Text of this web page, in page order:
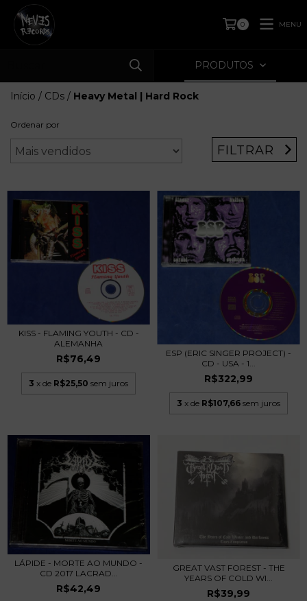
0 MENU
PRODUTOS
Início / CDs / Heavy Metal | Hard Rock
Ordenar por
FILTRAR
KISS - FLAMING YOUTH - CD -
ALEMANHA
R$76,49
3 x de R$25,50 sem juros
ESP (ERIC SINGER PROJECT) -
CD - USA - 1...
R$322,99
3 x de R$107,66 sem juros
LÁPIDE - MORTE AO MUNDO -
CD 2017 LACRAD...
R$42,49
GREAT VAST FOREST - THE
YEARS OF COLD WI...
R$39,99